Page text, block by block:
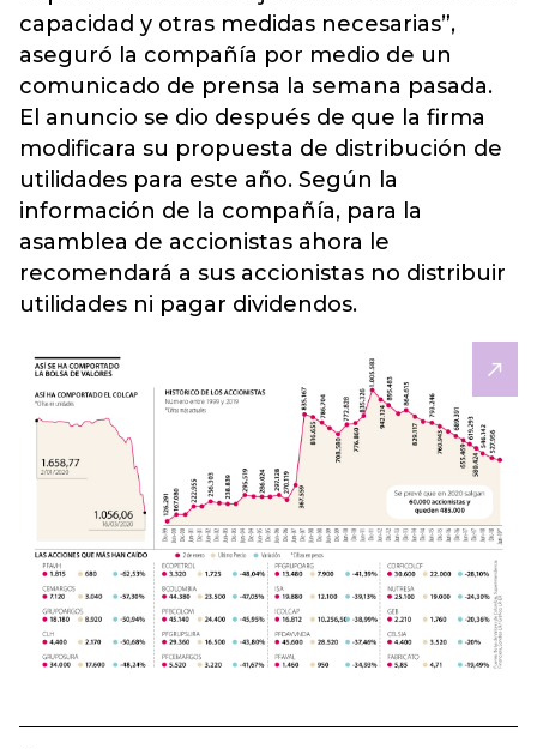
capacidad y otras medidas necesarias”,
aseguró la compañía por medio de un
comunicado de prensa la semana pasada.
El anuncio se dio después de que la firma
modificara su propuesta de distribución de
utilidades para este año. Según la
información de la compañía, para la
asamblea de accionistas ahora le
recomendará a sus accionistas no distribuir
utilidades ni pagar dividendos.